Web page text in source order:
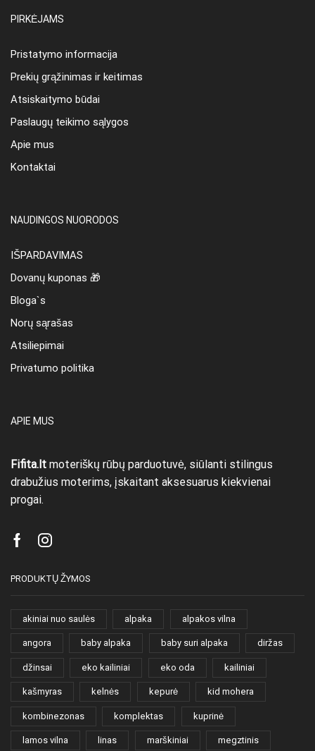
PIRKĖJAMS
Pristatymo informacija
Prekių grąžinimas ir keitimas
Atsiskaitymo būdai
Paslaugų teikimo sąlygos
Apie mus
Kontaktai
NAUDINGOS NUORODOS
IŠPARDAVIMAS
Dovanų kuponas 🎁
Bloga`s
Norų sąrašas
Atsiliepimai
Privatumo politika
APIE MUS
Fifita.lt moteriškų rūbų parduotuvė, siūlanti stilingus
drabužius moterims, įskaitant aksesuarus kiekvienai
progai.
FacebookInstagram
PRODUKTŲ ŽYMOS
akiniai nuo saulės alpaka alpakos vilna
angora baby alpaka baby suri alpaka diržas
džinsai eko kailiniai eko oda kailiniai
kašmyras kelnės kepurė kid mohera
kombinezonas komplektas kuprinė
lamos vilna linas marškiniai megztinis